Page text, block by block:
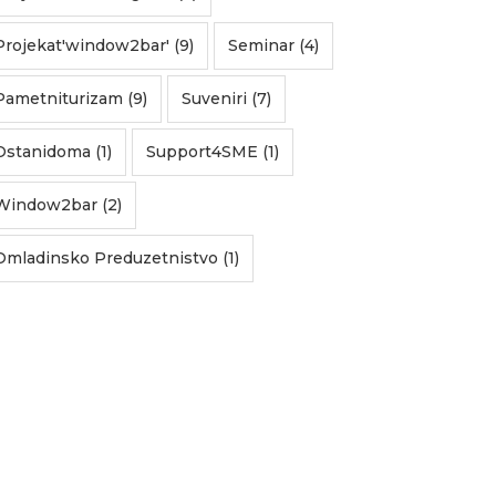
(9) Seminar (4)
(9) Suveniri (7)
(1) Support4SME (1)
(2)
Preduzetnistvo (1)